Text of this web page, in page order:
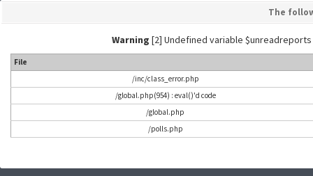
The
Warning [2] Undefined variable $unreadreports
File
/inc/class_error.php
/global.php(954) : eval()'d code
/global.php
/polls.php